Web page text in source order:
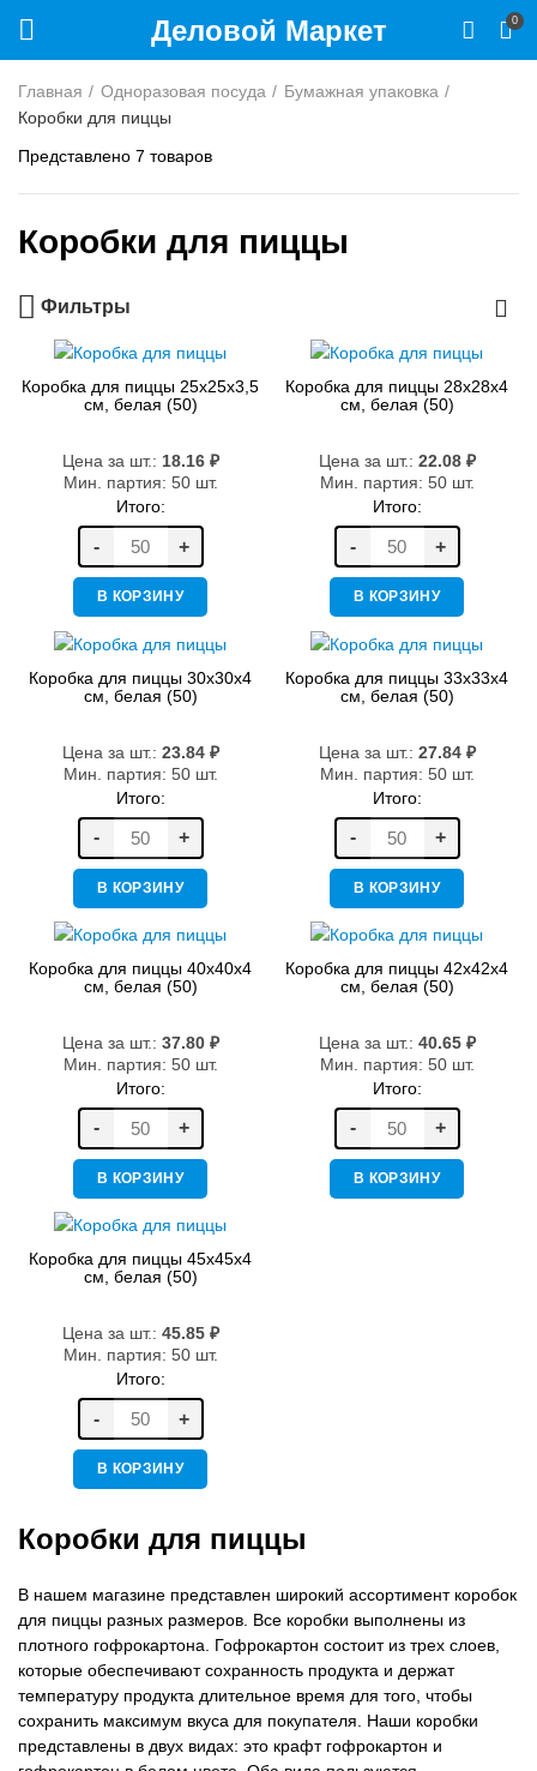
Деловой Маркет 0
Главная Одноразовая посуда
Бумажная упаковка
Коробки для пиццы
Представлено 7 товаров
Коробки для пиццы
Фильтры
Коробка для пиццы 25х25х3,5
см, белая (50)
Цена за шт.: 18.16 ₽
Мин. партия: 50 шт.
Итого:
- +
В КОРЗИНУ
Коробка для пиццы 28х28х4
см, белая (50)
Цена за шт.: 22.08 ₽
Мин. партия: 50 шт.
Итого:
- +
В КОРЗИНУ
Коробка для пиццы 30х30х4
см, белая (50)
Цена за шт.: 23.84 ₽
Мин. партия: 50 шт.
Итого:
- +
В КОРЗИНУ
Коробка для пиццы 33х33х4
см, белая (50)
Цена за шт.: 27.84 ₽
Мин. партия: 50 шт.
Итого:
- +
В КОРЗИНУ
Коробка для пиццы 40х40х4
см, белая (50)
Цена за шт.: 37.80 ₽
Мин. партия: 50 шт.
Итого:
- +
В КОРЗИНУ
Коробка для пиццы 42х42х4
см, белая (50)
Цена за шт.: 40.65 ₽
Мин. партия: 50 шт.
Итого:
- +
В КОРЗИНУ
Коробка для пиццы 45х45х4
см, белая (50)
Цена за шт.: 45.85 ₽
Мин. партия: 50 шт.
Итого:
- +
В КОРЗИНУ
Коробки для пиццы
В нашем магазине представлен широкий ассортимент коробок
для пиццы разных размеров. Все коробки выполнены из
плотного гофрокартона. Гофрокартон состоит из трех слоев,
которые обеспечивают сохранность продукта и держат
температуру продукта длительное время для того, чтобы
сохранить максимум вкуса для покупателя. Наши коробки
представлены в двух видах: это крафт гофрокартон и